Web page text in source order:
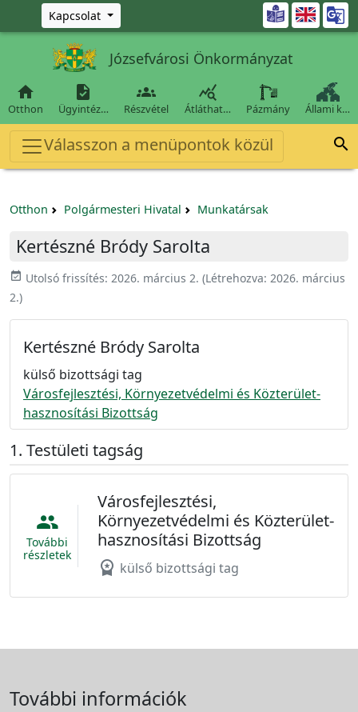
Ugrás a fő tartalomra
Kapcsolat 
Józsefvárosi Önkormányzat

Otthon

Ügyintéz…

Részvétel

Átláthat… Pázmány Állami k…
Válasszon a menüpontok közül 
Otthon Polgármesteri Hivatal Munkatársak
Kertészné Bródy Sarolta
event_available Utolsó frissítés: 2026. március 2. (Létrehozva: 2026. március
2.)
Kertészné Bródy Sarolta
külső bizottsági tag
Városfejlesztési, Környezetvédelmi és Közterület-
hasznosítási Bizottság
Testületi tagság
people
További
részletek
Városfejlesztési,
Környezetvédelmi és Közterület-
hasznosítási Bizottság
workspace_premium külső bizottsági tag
További információk